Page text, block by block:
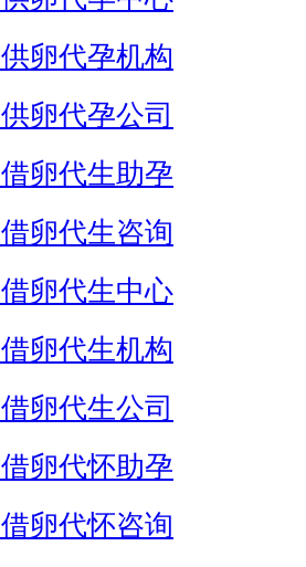
卵代孕机构
卵代孕公司
卵代生助孕
卵代生咨询
卵代生中心
卵代生机构
卵代生公司
卵代怀助孕
卵代怀咨询